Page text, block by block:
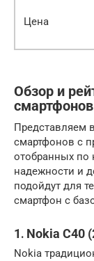
Цена
Обзор и
Представляем
смартфонов с
отобранных по
надежности и
подойдут для
смартфон с
1․ Nokia C40
Nokia